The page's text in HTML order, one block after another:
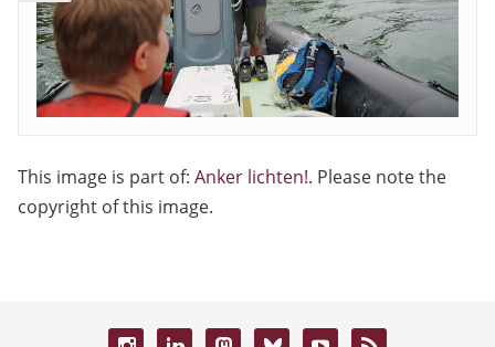
This image is part of: Anker lichten!. Please note the
copyright of this image.